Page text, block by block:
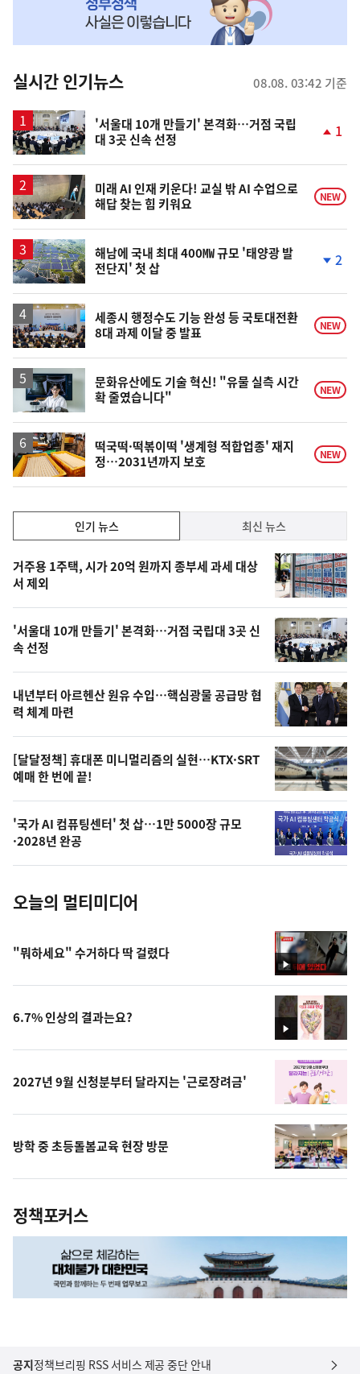
뉴
스
실시간 인기뉴스 08.08. 03:42 기준
'서울대 10개 만들기' 본격화…거점 국립
대 3곳 신속 선정
상
승
1
미래 AI 인재 키운다! 교실 밖 AI 수업으로
해답 찾는 힘 키워요
NEW
해남에 국내 최대 400㎿ 규모 '태양광 발
전단지' 첫 삽
하
락
2
세종시 행정수도 기능 완성 등 국토대전환
8대 과제 이달 중 발표
NEW
문화유산에도 기술 혁신! "유물 실측 시간
확 줄였습니다"
NEW
떡국떡·떡볶이떡 '생계형 적합업종' 재지
정…2031년까지 보호
NEW
인
기,
최
신,
오
늘
의
영
상
오
늘
의
사
진
인기 뉴스 최신 뉴스
인
기
뉴
스
거주용 1주택, 시가 20억 원까지 종부세 과세 대상
서 제외
'서울대 10개 만들기' 본격화…거점 국립대 3곳 신
속 선정
내년부터 아르헨산 원유 수입…핵심광물 공급망 협
력 체계 마련
[달달정책] 휴대폰 미니멀리즘의 실현…KTX·SRT
예매 한 번에 끝!
'국가 AI 컴퓨팅센터' 첫 삽…1만 5000장 규모
·2028년 완공
오늘의 멀티미디어
영
상
"뭐하세요" 수거하다 딱 걸렸다
영
상
6.7% 인상의 결과는요?
2027년 9월 신청분부터 달라지는 '근로장려금'
방학 중 초등돌봄교육 현장 방문
정책포커스
공지정책브리핑 RSS 서비스 제공 중단 안내